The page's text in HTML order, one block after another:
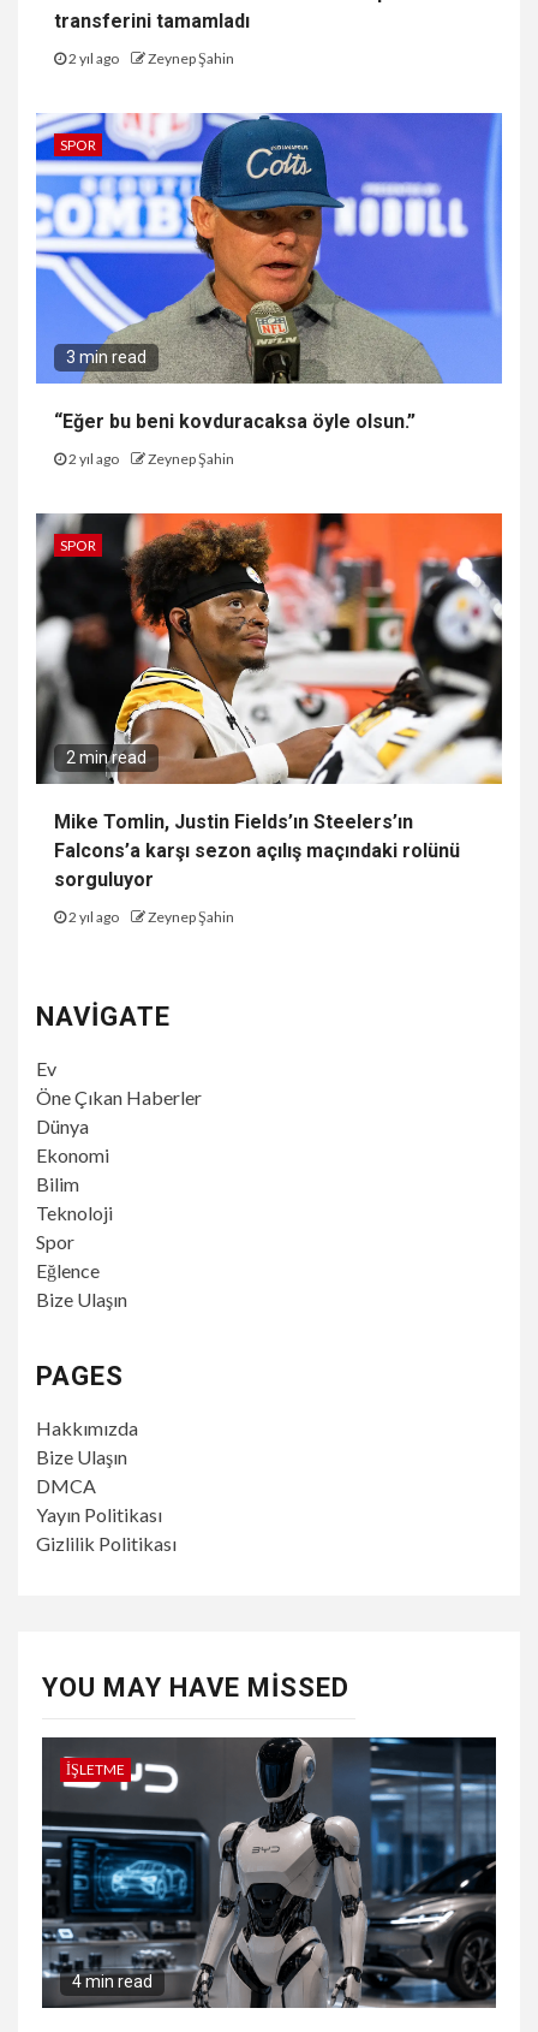
transferini tamamladı
2 yıl ago Zeynep Şahin
SPOR
3 min read
“Eğer bu beni kovduracaksa öyle olsun.”
2 yıl ago Zeynep Şahin
SPOR
2 min read
Mike Tomlin, Justin Fields’ın Steelers’ın
Falcons’a karşı sezon açılış maçındaki rolünü
sorguluyor
2 yıl ago Zeynep Şahin
NAVIGATE
Ev
Öne Çıkan Haberler
Dünya
Ekonomi
Bilim
Teknoloji
Spor
Eğlence
Bize Ulaşın
PAGES
Hakkımızda
Bize Ulaşın
DMCA
Yayın Politikası
Gizlilik Politikası
YOU MAY HAVE MISSED
İŞLETME
4 min read